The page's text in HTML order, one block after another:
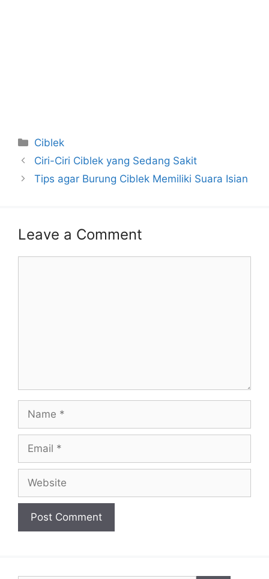
Categories
Ciblek
Ciri-Ciri Ciblek yang Sedang Sakit
Tips agar Burung Ciblek Memiliki Suara Isian
Leave a Comment